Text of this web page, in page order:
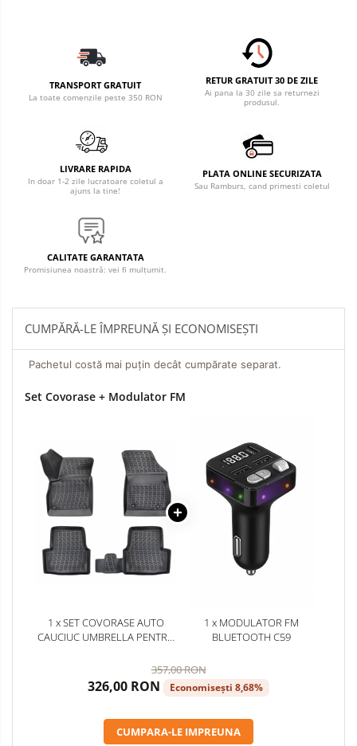
TRANSPORT GRATUIT
La toate comenzile peste 350 RON
RETUR GRATUIT 30 DE ZILE
Ai pana la 30 zile sa returnezi
produsul.
LIVRARE RAPIDA
In doar 1-2 zile lucratoare coletul a
ajuns la tine!
PLATA ONLINE SECURIZATA
Sau Ramburs, cand primesti coletul
CALITATE GARANTATA
Promisiunea noastră: vei fi mulțumit.
CUMPĂRĂ-LE ÎMPREUNĂ ȘI ECONOMISEȘTI
Pachetul costă mai puțin decât cumpărate separat.
Set Covorase + Modulator FM
1 x SET COVORASE AUTO
CAUCIUC UMBRELLA PENTRU
1 x MODULATOR FM
BLUETOOTH C59
357,00 RON
326,00 RON Economisești 8,68%
CUMPARA-LE IMPREUNA